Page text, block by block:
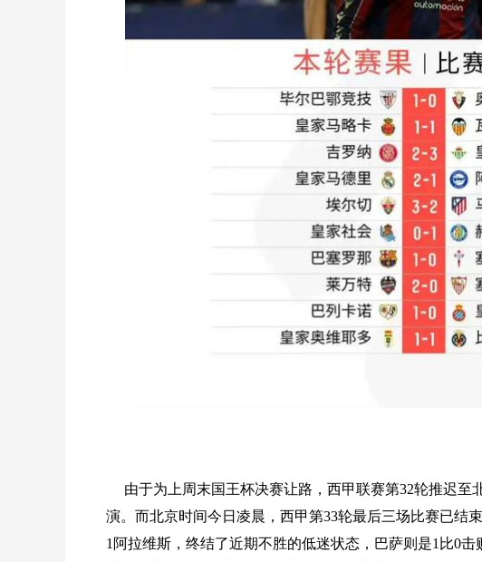
由于为上周末国王杯决赛让路，西甲联赛第32轮推迟至
演。而北京时间今日凌晨，西甲第33轮最后三场比赛已结
1阿拉维斯，终结了近期不胜的低迷状态，巴萨则是1比0